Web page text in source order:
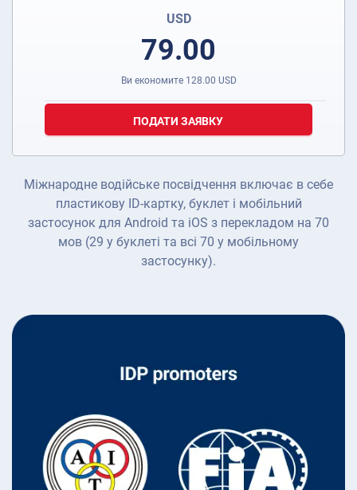
USD
79.00
Ви економите 128.00 USD
ПОДАТИ ЗАЯВКУ
Міжнародне водійське посвідчення включає в себе
пластикову ID-картку, буклет і мобільний
застосунок для Android та iOS з перекладом на 70
мов (29 у буклеті та всі 70 у мобільному
застосунку).